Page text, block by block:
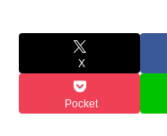
X
Pocket